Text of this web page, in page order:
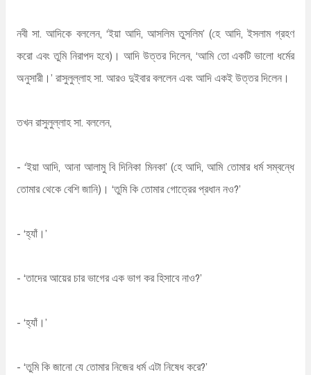
নবী সা. আদিকে বললেন, ‘ইয়া আদি, আসলিম তুসলিম’ (হে আদি, ইসলাম গ্রহণ
করো এবং তুমি নিরাপদ হবে)। আদি উত্তর দিলেন, ‘আমি তো একটি ভালো ধর্মের
অনুসারী।’ রাসুলুল্লাহ সা. আরও দুইবার বললেন এবং আদি একই উত্তর দিলেন।
তখন রাসুলুল্লাহ সা. বললেন,
- ‘ইয়া আদি, আনা আলামু বি দিনিকা মিনকা’ (হে আদি, আমি তোমার ধর্ম সম্বন্ধে
তোমার থেকে বেশি জানি)। ‘তুমি কি তোমার গোত্রের প্রধান নও?’
- ‘হ্যাঁ।’
- ‘তাদের আয়ের চার ভাগের এক ভাগ কর হিসাবে নাও?’
- ‘হ্যাঁ।’
- ‘তুমি কি জানো যে তোমার নিজের ধর্ম এটা নিষেধ করে?’